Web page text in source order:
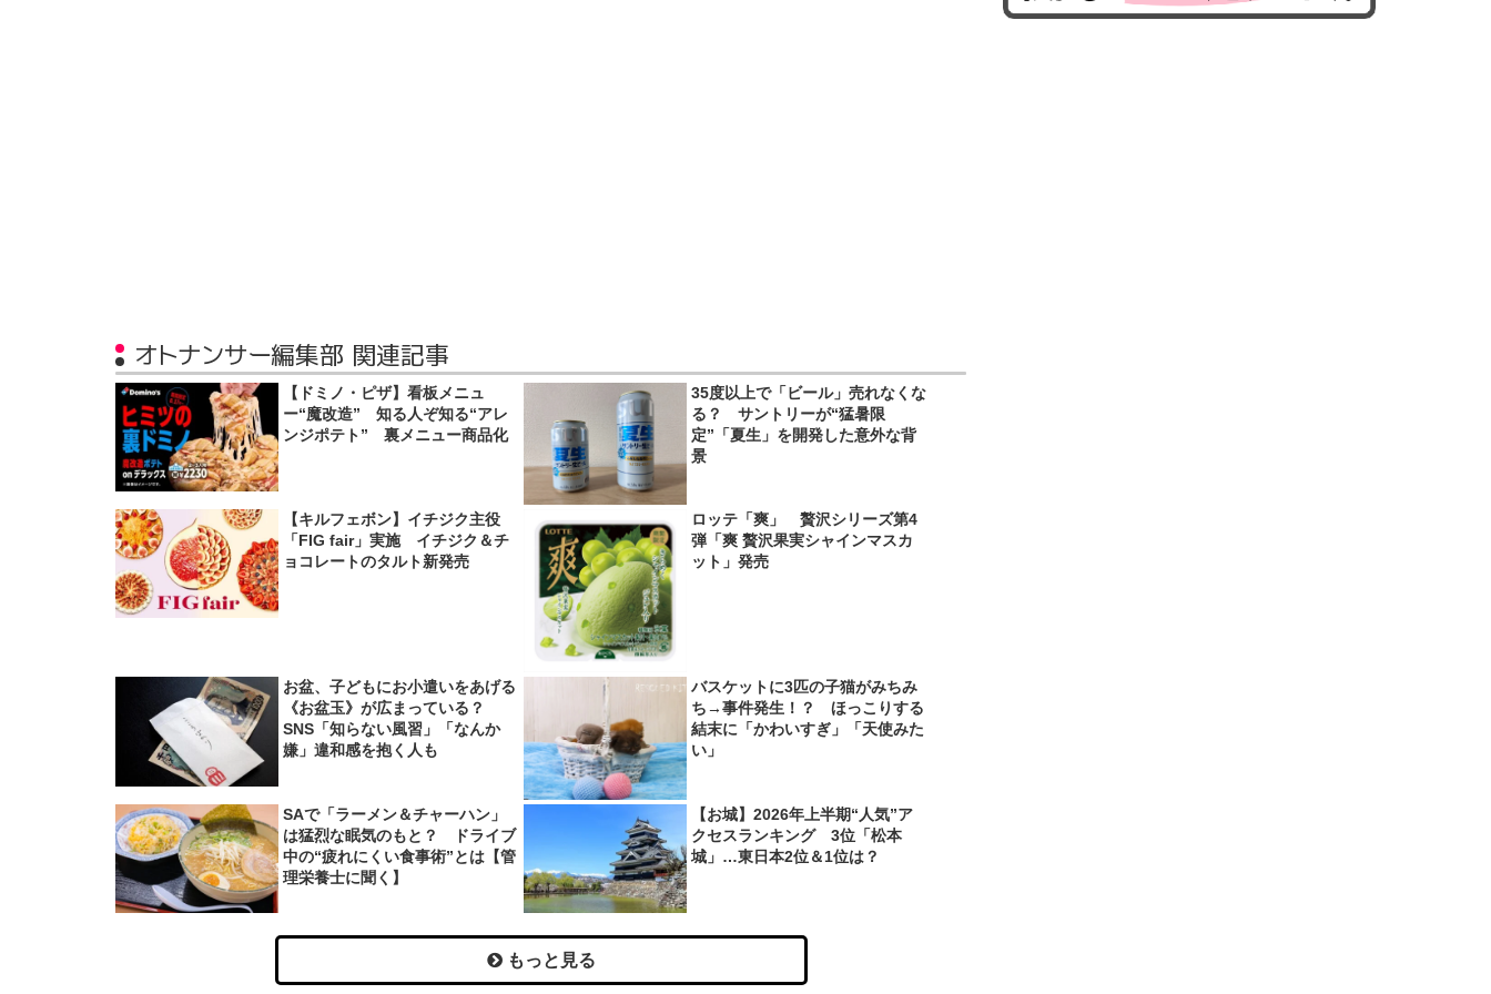
オトナンサー編集部 関連記事
【ドミノ・ピザ】看板メニュ
ー“魔改造” 知る人ぞ知る“アレ
ンジポテト” 裏メニュー商品化
35度以上で「ビール」売れなくな
る？ サントリーが“猛暑限
定”「夏生」を開発した意外な背
景
【キルフェボン】イチジク主役
「FIG fair」実施 イチジク＆チ
ョコレートのタルト新発売
ロッテ「爽」 贅沢シリーズ第4
弾「爽 贅沢果実シャインマスカ
ット」発売
お盆、子どもにお小遣いをあげる
《お盆玉》が広まっている？
SNS「知らない風習」「なんか
嫌」違和感を抱く人も
バスケットに3匹の子猫がみちみ
ち→事件発生！？ ほっこりする
結末に「かわいすぎ」「天使みた
い」
SAで「ラーメン＆チャーハン」
は猛烈な眠気のもと？ ドライブ
中の“疲れにくい食事術”とは【管
理栄養士に聞く】
【お城】2026年上半期“人気”ア
クセスランキング 3位「松本
城」…東日本2位＆1位は？
もっと見る